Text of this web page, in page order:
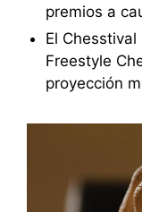
premios a
El
Freestyle
proyección